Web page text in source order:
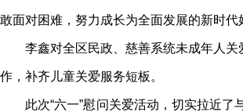
敢面对困难，努力成长为全面发展的新时代
李鑫对全区民政、慈善系统未成年人
作，补齐儿童关爱服务短板。
此次“六一”慰问关爱活动，切实拉近